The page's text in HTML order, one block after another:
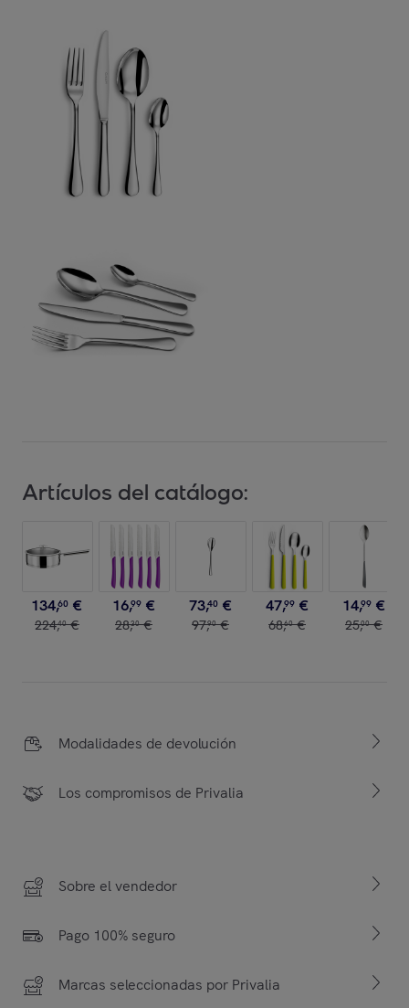
Artículos del catálogo:
134,60 €
224,40 €
16,99 €
28,30 €
73,40 €
97,90 €
47,99 €
68,60 €
14,99 €
25,00 €
Modalidades de devolución
Los compromisos de Privalia
Sobre el vendedor
Pago 100% seguro
Marcas seleccionadas por Privalia